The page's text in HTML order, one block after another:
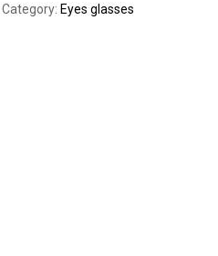
Category: Eyes glasses